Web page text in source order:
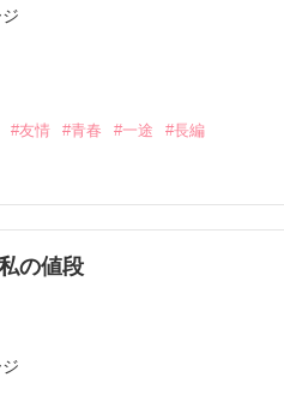
#友情 #青春 #一途 #長編
の値段